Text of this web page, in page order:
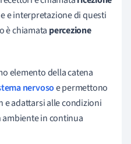
e interpretazione di questi
è chiamata percezione
elemento della catena
nervosoe permettono
e adattarsi alle condizioni
in continua